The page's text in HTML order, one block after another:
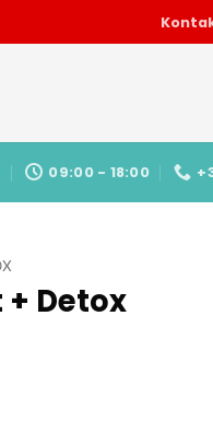
09:00 - 18:00
Detox